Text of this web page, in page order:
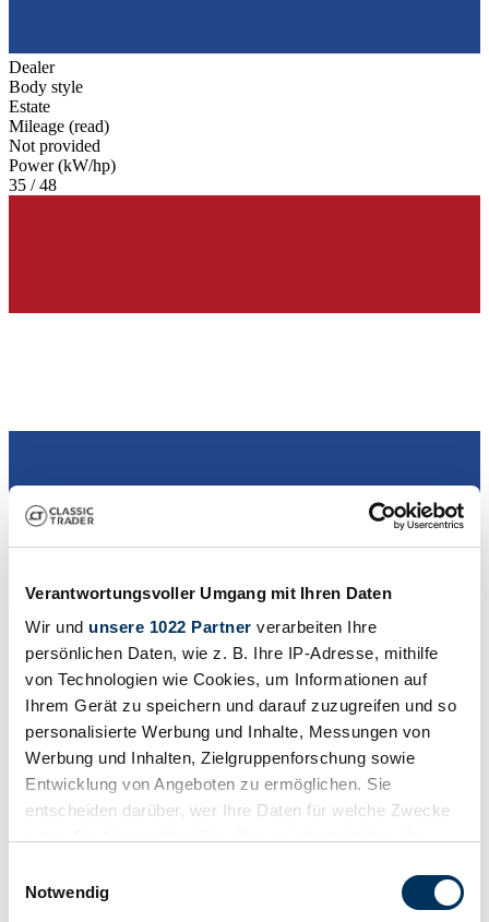
Verantwortungsvoller Umgang mit Ihren Daten
Wir und unsere 1022 Partner verarbeiten Ihre
persönlichen Daten, wie z. B. Ihre IP-Adresse, mithilfe
von Technologien wie Cookies, um Informationen auf
Ihrem Gerät zu speichern und darauf zuzugreifen und so
personalisierte Werbung und Inhalte, Messungen von
Werbung und Inhalten, Zielgruppenforschung sowie
Entwicklung von Angeboten zu ermöglichen. Sie
entscheiden darüber, wer Ihre Daten für welche Zwecke
Trigger Symbol ändern oder widerrufen
Notwendig
Dealer
Body style
Estate
Mileage (read)
Not provided
Power (kW/hp)
35 / 48